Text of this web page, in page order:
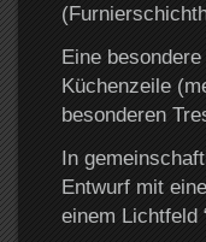
Eine
Küchenzeile
besonderen
In
Entwurf mit
einem Lichtfeld